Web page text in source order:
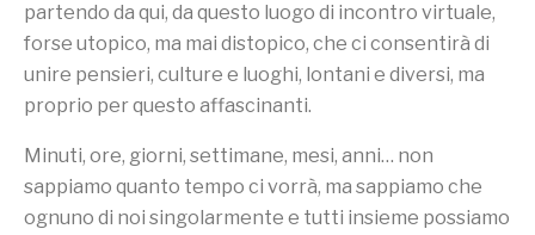
partendo da qui, da questo luogo di incontro virtuale,
forse utopico, ma mai distopico, che ci consentirà di
unire pensieri, culture e luoghi, lontani e diversi, ma
proprio per questo affascinanti.
Minuti, ore, giorni, settimane, mesi, anni… non
sappiamo quanto tempo ci vorrà, ma sappiamo che
ognuno di noi singolarmente e tutti insieme possiamo